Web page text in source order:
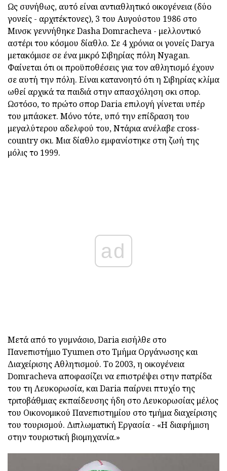
Ως συνήθως, αυτό είναι αντιαθλητικό οικογένεια (δύο
γονείς - αρχιτέκτονες), 3 του Αυγούστου 1986 στο
Μινσκ γεννήθηκε Dasha Domracheva - μελλοντικό
αστέρι του κόσμου δίαθλο. Σε 4 χρόνια οι γονείς Darya
μετακόμισε σε ένα μικρό Σιβηρίας πόλη Nyagan.
Φαίνεται ότι οι προϋποθέσεις για τον αθλητισμό έχουν
σε αυτή την πόλη. Είναι κατανοητό ότι η Σιβηρίας κλίμα
ωθεί αρχικά τα παιδιά στην απασχόληση σκι σπορ.
Ωστόσο, το πρώτο σπορ Daria επιλογή γίνεται υπέρ
του μπάσκετ. Μόνο τότε, υπό την επίδραση του
μεγαλύτερου αδελφού του, Ντάρια ανέλαβε cross-
country σκι. Μια δίαθλο εμφανίστηκε στη ζωή της
μόλις το 1999.
ad
Μετά από το γυμνάσιο, Daria εισήλθε στο
Πανεπιστήμιο Tyumen στο Τμήμα Οργάνωσης και
Διαχείρισης Αθλητισμού. Το 2003, η οικογένεια
Domracheva αποφασίζει να επιστρέψει στην πατρίδα
του τη Λευκορωσία, και Daria παίρνει πτυχίο της
τριτοβάθμιας εκπαίδευσης ήδη στο Λευκορωσίας μέλος
του Οικονομικού Πανεπιστημίου στο τμήμα διαχείρισης
του τουρισμού. Διπλωματική Εργασία - «Η διαφήμιση
στην τουριστική βιομηχανία.»